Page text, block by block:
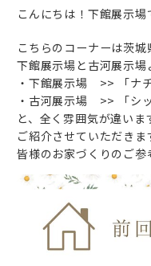
こんにちは！下館展示
こちらのコーナーは茨
下館展示場と古河展示
・下館展示場 >> 「ナ
・古河展示場 >> 「シ
と、全く雰囲気が違い
ご紹介させていただきま
皆様のお家づくりのご